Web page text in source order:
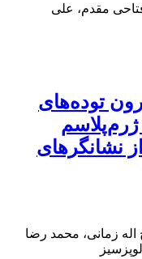
مقدم، علی
توده‌های
ژرم‌پلاسم
نشانگرهای
زمانی، محمد رضا